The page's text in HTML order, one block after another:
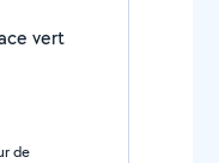
vert
de